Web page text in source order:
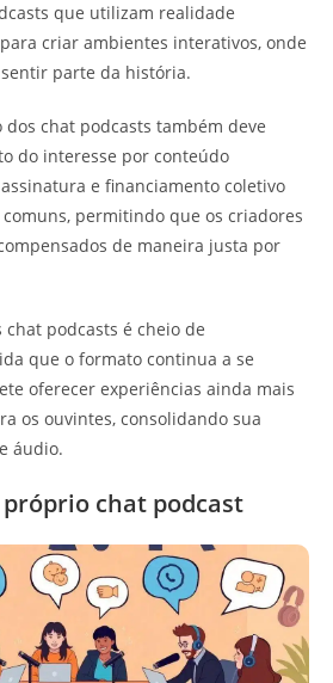
que utilizam realidade
criar ambientes interativos, onde
parte da história.
dos chat podcasts também deve
do interesse por conteúdo
e financiamento coletivo
permitindo que os criadores
de maneira justa por
podcasts é cheio de
que o formato continua a se
oferecer experiências ainda mais
os ouvintes, consolidando sua
áudio.
chat podcast